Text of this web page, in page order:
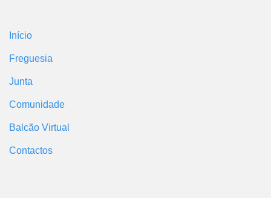
Início
Freguesia
Junta
Comunidade
Balcão Virtual
Contactos